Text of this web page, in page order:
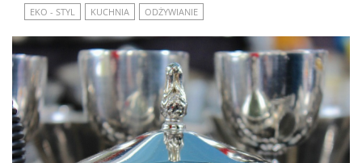
EKO - STYL KUCHNIA ODŻYWIANIE